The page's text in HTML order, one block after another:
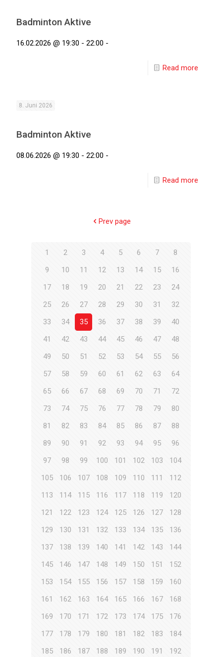
Badminton Aktive
16.02.2026 @ 19:30 - 22:00 -
Read more
8. Juni 2026
Badminton Aktive
08.06.2026 @ 19:30 - 22:00 -
Read more
Prev page
1 2 3 4 5 6 7
8
9
10 11 12 13 14 15
16
17
18 19 20 21 22 23
24
25
26 27 28 29 30 31
32
33
34 35 36 37 38 39
40
41
42 43 44 45 46 47
48
49
50 51 52 53 54 55
56
57
58 59 60 61 62 63
64
65
66 67 68 69 70 71
72
73
74 75 76 77 78 79
80
81
82 83 84 85 86 87
88
89
90 91 92 93 94 95
96
97
98 99 100 101 102 103
104
105
106 107 108 109 110 111
112
113
114 115 116 117 118 119
120
121
122 123 124 125 126 127
128
129
130 131 132 133 134 135
136
137
138 139 140 141 142 143
144
145
146 147 148 149 150 151
152
153
154 155 156 157 158 159
160
161
162 163 164 165 166 167
168
169
170 171 172 173 174 175
176
177
178 179 180 181 182 183
184
185
186 187 188 189 190 191
192